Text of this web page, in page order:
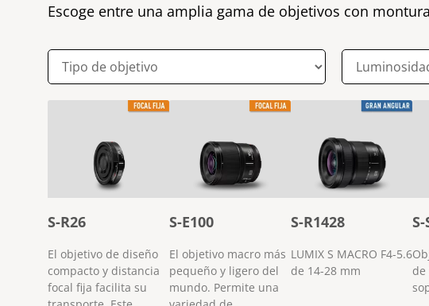
Escoge entre una amplia gama de objetivos con
S-R26
El objetivo de diseño
compacto y distancia
focal fija facilita su
S-E100
El objetivo macro más
pequeño y ligero del
mundo. Permite una
S-R1428
LUMIX S MACRO F4-5.6
de 14-28 mm
S-
de